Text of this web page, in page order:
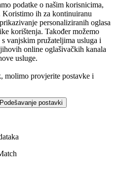
podatke o našim korisnicima,
Koristimo ih za kontinuiranu
personaliziranih oglasa
korištenja. Također možemo
vanjskim pružateljima usluga i
online oglašivačkih kanala
usluge.
molimo provjerite postavke i
Podešavanje postavki